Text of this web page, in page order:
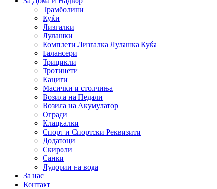
Трамболини
Куќи
Лизгалки
Лулашки
Комплети Лизгалка Лулашка Куќа
Балансери
Трицикли
Тротинети
Кациги
Mасички и столчиња
Возила на Педали
Возила на Акумулатор
Огради
Клацкалки
Спорт и Спортски Реквизити
Додатоци
Скироли
Санки
Лудории на вода
За нас
Контакт